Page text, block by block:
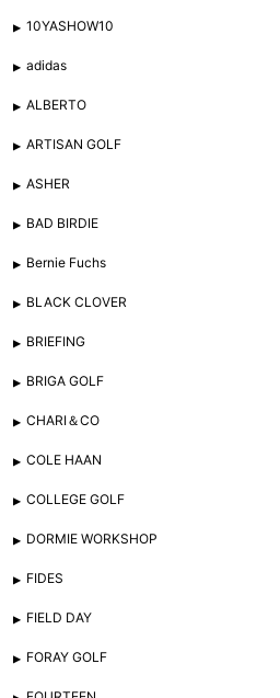
10YASHOW10
adidas
ALBERTO
ARTISAN GOLF
ASHER
BAD BIRDIE
Bernie Fuchs
BLACK CLOVER
BRIEFING
BRIGA GOLF
CHARI＆CO
COLE HAAN
COLLEGE GOLF
DORMIE WORKSHOP
FIDES
FIELD DAY
FORAY GOLF